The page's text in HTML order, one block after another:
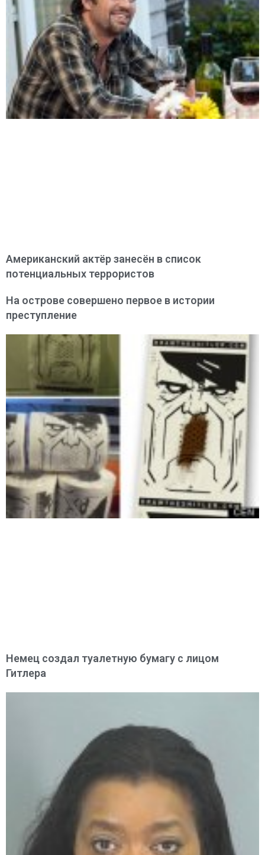
Американский актёр занесён в список
потенциальных террористов
На острове совершено первое в истории
преступление
Немец создал туалетную бумагу с лицом
Гитлера